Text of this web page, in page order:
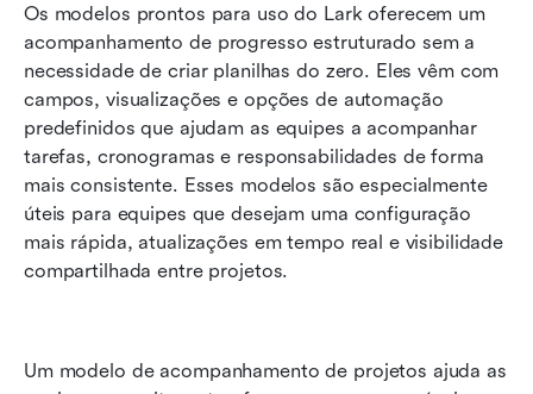
Os modelos prontos para uso do Lark oferecem um
acompanhamento de progresso estruturado sem a
necessidade de criar planilhas do zero. Eles vêm com
campos, visualizações e opções de automação
predefinidos que ajudam as equipes a acompanhar
tarefas, cronogramas e responsabilidades de forma
mais consistente. Esses modelos são especialmente
úteis para equipes que desejam uma configuração
mais rápida, atualizações em tempo real e visibilidade
compartilhada entre projetos.
Um modelo de acompanhamento de projetos ajuda as